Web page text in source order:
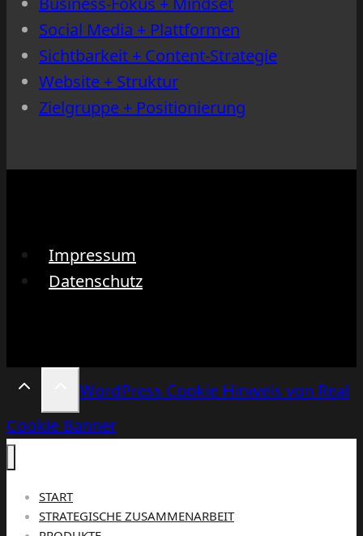
Social Media + Plattformen
Sichtbarkeit + Content-Strategie
Website + Struktur
Zielgruppe + Positionierung
Impressum
Datenschutz
WordPress Cookie Hinweis von Real
Cookie Banner
START
STRATEGISCHE ZUSAMMENARBEIT